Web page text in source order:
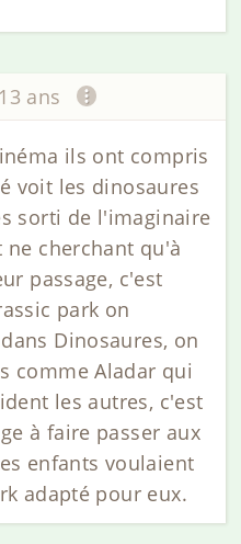
ans
ils ont compris
voit les dinosaures
sorti de l'imaginaire
ne cherchant qu'à
passage, c'est
park on
Dinosaures, on
comme Aladar qui
les autres, c'est
à faire passer aux
enfants voulaient
adapté pour eux.